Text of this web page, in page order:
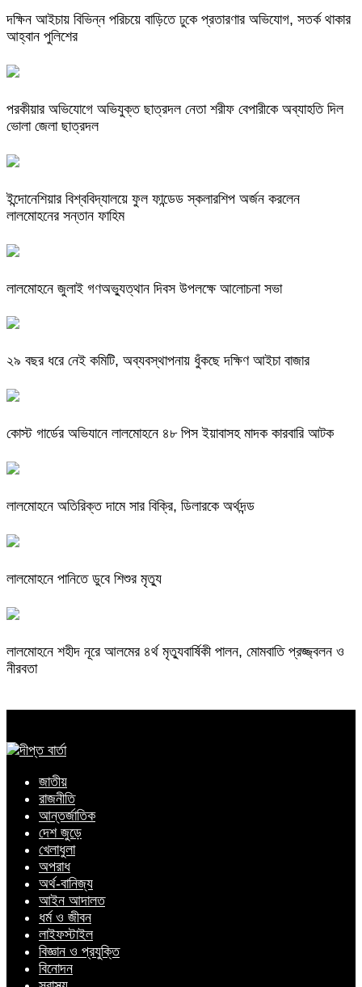
দক্ষিন আইচায় ‎বিভিন্ন পরিচয়ে বাড়িতে ঢুকে প্রতারণার অভিযোগ, সতর্ক থাকার
আহ্বান পুলিশের
পরকীয়ার অভিযোগে অভিযুক্ত ছাত্রদল নেতা শরীফ বেপারীকে অব্যাহতি দিল
ভোলা জেলা ছাত্রদল
ইন্দোনেশিয়ার বিশ্ববিদ্যালয়ে ফুল ফান্ডেড স্কলারশিপ অর্জন করলেন
লালমোহনের সন্তান ফাহিম
লালমোহনে জুলাই গণঅভ্যুত্থান দিবস উপলক্ষে আলোচনা সভা
২৯ বছর ধরে নেই কমিটি, অব্যবস্থাপনায় ধুঁকছে দক্ষিণ আইচা বাজার
কোস্ট গার্ডের অভিযানে লালমোহনে ৪৮ পিস ইয়াবাসহ মাদক কারবারি আটক
লালমোহনে অতিরিক্ত দামে সার বিক্রি, ডিলারকে অর্থদন্ড
লালমোহনে পানিতে ডুবে শিশুর মৃত্যু
লালমোহনে শহীদ নূরে আলমের ৪র্থ মৃত্যুবার্ষিকী পালন, মোমবাতি প্রজ্জ্বলন ও
নীরবতা
জাতীয়
রাজনীতি
আন্তর্জাতিক
দেশ জুড়ে
খেলাধুলা
অপরাধ
অর্থ-বানিজ্য
আইন আদালত
ধর্ম ও জীবন
লাইফস্টাইল
বিজ্ঞান ও প্রযুক্তি
বিনোদন